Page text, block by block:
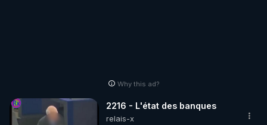
Why this ad?
2216 - L'état des banques
relais-x